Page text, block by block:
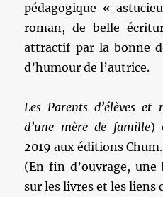
pédagogique «
roman, de belle
attractif par la bonne
d’humour de l’autrice.
Les Parents d’élèves
d’une mère de famille)
2019 aux éditions
(En fin d’ouvrage,
sur les livres et les liens